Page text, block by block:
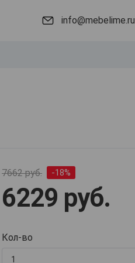
info@mebelime.ru
7662 руб. -18%
6229 руб.
Кол-во